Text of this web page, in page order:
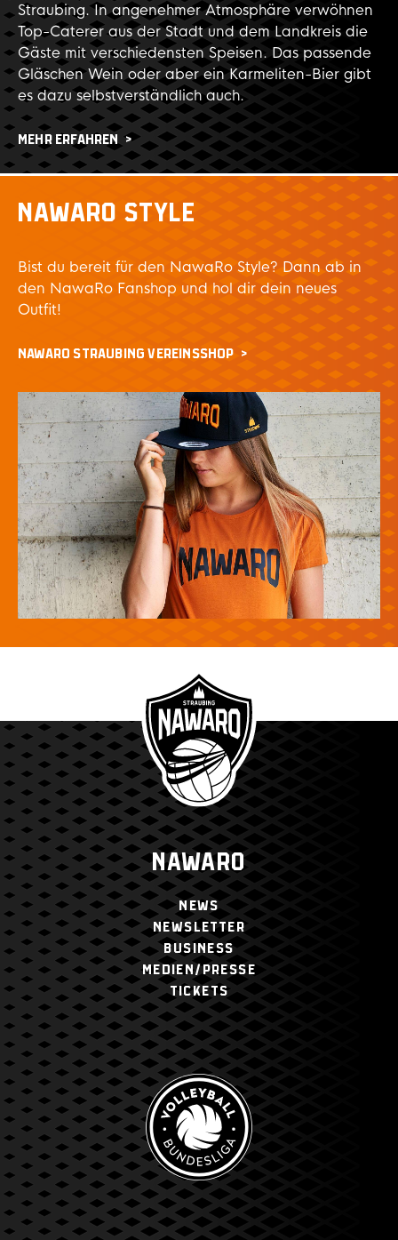
Straubing. In angenehmer Atmosphäre verwöhnen
Top-Caterer aus der Stadt und dem Landkreis die
Gäste mit verschiedensten Speisen. Das passende
Gläschen Wein oder aber ein Karmeliten-Bier gibt
es dazu selbstverständlich auch.
MEHR ERFAHREN
NAWARO STYLE
Bist du bereit für den NawaRo Style? Dann ab in
den NawaRo Fanshop und hol dir dein neues
Outfit!
NAWARO STRAUBING VEREINSSHOP
NAWARO
NEWS
NEWSLETTER
BUSINESS
MEDIEN/PRESSE
TICKETS